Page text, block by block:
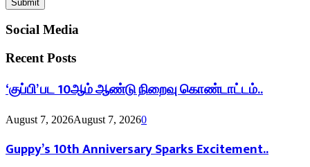
Social Media
Recent Posts
‘குப்பி’ பட 10ஆம் ஆண்டு நிறைவு கொண்டாட்டம்..
August 7, 2026August 7, 20260
Guppy’s 10th Anniversary Sparks Excitement..